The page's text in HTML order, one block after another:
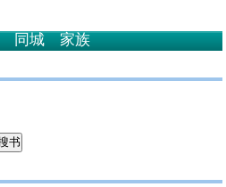
同城
家族